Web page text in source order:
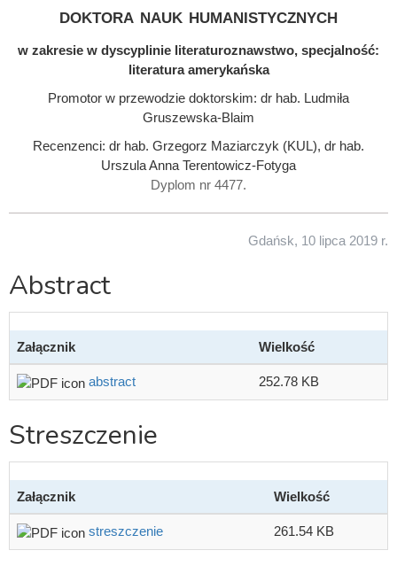
doktora nauk humanistycznych
w zakresie w dyscyplinie literaturoznawstwo, specjalność:
literatura amerykańska
Promotor w przewodzie doktorskim: dr hab. Ludmiła
Gruszewska-Blaim
Recenzenci: dr hab. Grzegorz Maziarczyk (KUL), dr hab.
Urszula Anna Terentowicz-Fotyga
Dyplom nr 4477.
Gdańsk, 10 lipca 2019 r.
Abstract
Załącznik Wielkość
abstract 252.78 KB
Streszczenie
Załącznik Wielkość
streszczenie 261.54 KB